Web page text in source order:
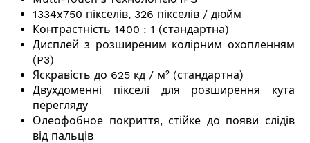
1334x750 пікселів, 326 пікселів / дюйм
Контрастність 1400 : 1 (стандартна)
Дисплей з розширеним колірним охопленням
(P3)
Яскравість до 625 кд / м² (стандартна)
Двухдоменні пікселі для розширення кута
перегляду
Олеофобное покриття, стійке до появи слідів
від пальців